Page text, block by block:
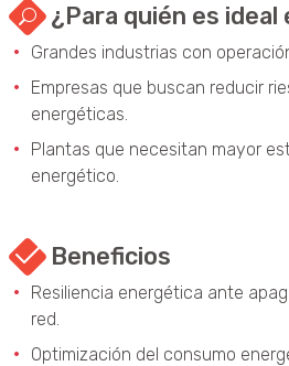
¿Para quién es
Grandes industrias con
Empresas que buscan reducir
energéticas.
Plantas que necesitan mayor
energético.
Beneficios
Resiliencia energética ante
red.
Optimización del consumo